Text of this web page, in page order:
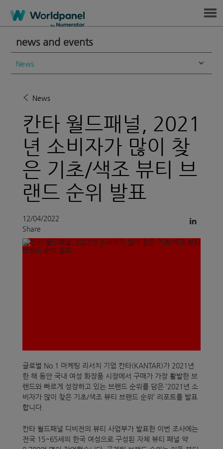
Menu
news and events
News
News
칸타 월드패널, 2021
년 소비자가 많이 찾
은 기초/색조 뷰티 브
랜드 순위 발표
12/04/2022
Share
글로벌 No.1 마케팅 리서치 기업 칸타(KANTAR)가 2021년
한 해 동안 국내 여성 화장품 시장에서 구매가 가장 활발한 브
랜드와 빠르게 성장하고 있는 브랜드 순위를 담은 ‘2021년 소
비자가 많이 찾은 기초/색조 뷰티 브랜드 순위‘ 리포트를 발표
합니다.
칸타 월드패널 디비전의 뷰티 사업부가 발표한 이번 조사에는
전국 15~65세의 한국 여성으로 구성된 자체 뷰티 패널 약